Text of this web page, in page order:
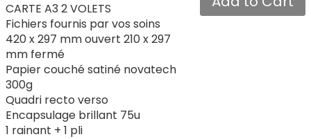
CARTE A3 2 VOLETS
Fichiers fournis par vos soins
420 x 297 mm ouvert 210 x 297
mm fermé
Papier couché satiné novatech
300g
Quadri recto verso
Encapsulage brillant 75u
1 rainant + 1 pli